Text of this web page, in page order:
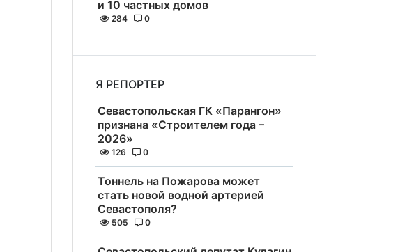
и 10 частных домов
284 0
Я РЕПОРТЕР
Севастопольская ГК «Парангон»
признана «Строителем года –
2026»
126 0
Тоннель на Пожарова может
стать новой водной артерией
Севастополя?
505 0